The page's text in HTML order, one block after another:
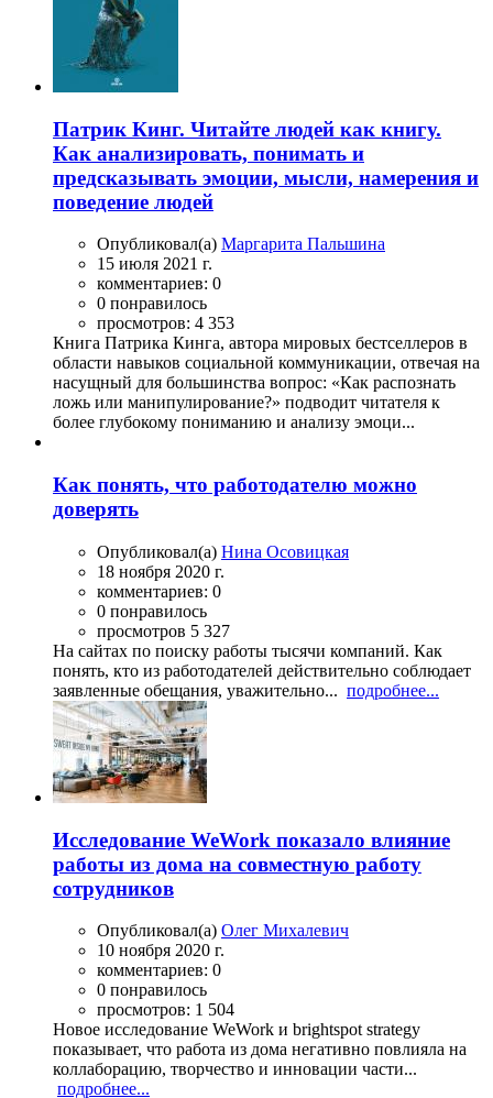
Патрик Кинг. Читайте людей как книгу.
Как анализировать, понимать и
предсказывать эмоции, мысли, намерения и
поведение людей
Опубликовал(а) Маргарита Пальшина
15 июля 2021 г.
комментариев: 0
0 понравилось
просмотров: 4 353
Книга Патрика Кинга, автора мировых бестселлеров в
области навыков социальной коммуникации, отвечая на
насущный для большинства вопрос: «Как распознать
ложь или манипулирование?» подводит читателя к
более глубокому пониманию и анализу эмоци...
Как понять, что работодателю можно
доверять
Опубликовал(а) Нина Осовицкая
18 ноября 2020 г.
комментариев: 0
0 понравилось
просмотров 5 327
На сайтах по поиску работы тысячи компаний. Как
понять, кто из работодателей действительно соблюдает
заявленные обещания, уважительно... подробнее...
Исследование WeWork показало влияние
работы из дома на совместную работу
сотрудников
Опубликовал(а) Олег Михалевич
10 ноября 2020 г.
комментариев: 0
0 понравилось
просмотров: 1 504
Новое исследование WeWork и brightspot strategy
показывает, что работа из дома негативно повлияла на
коллаборацию, творчество и инновации части...
подробнее...